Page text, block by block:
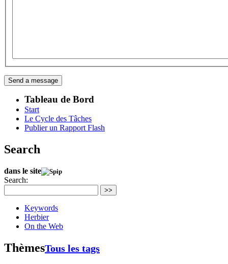
Tableau de Bord
Start
Le Cycle des Tâches
Publier un Rapport Flash
Search
dans le site
Search:
>>
Keywords
Herbier
On the Web
ThèmesTous les tags